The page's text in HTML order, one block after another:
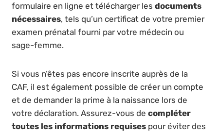
formulaire en ligne et télécharger les documents
nécessaires, tels qu’un certificat de votre premier
examen prénatal fourni par votre médecin ou
sage-femme.
Si vous n’êtes pas encore inscrite auprès de la
CAF, il est également possible de créer un compte
et de demander la prime à la naissance lors de
votre déclaration. Assurez-vous de compléter
toutes les informations requises pour éviter des